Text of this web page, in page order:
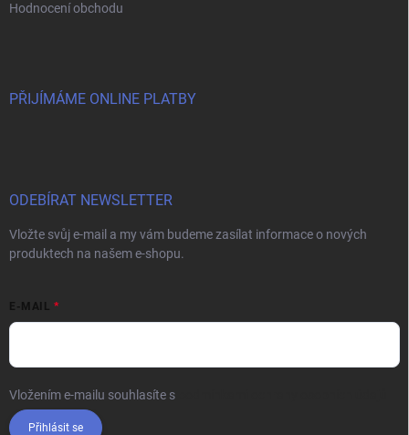
Hodnocení obchodu
PŘIJÍMÁME ONLINE PLATBY
ODEBÍRAT NEWSLETTER
Vložte svůj e-mail a my vám budeme zasílat informace o nových
produktech na našem e-shopu.
E-MAIL
Vložením e-mailu souhlasíte s
Přihlásit se